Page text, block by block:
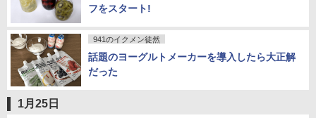
フをスタート!
941のイクメン徒然
話題のヨーグルトメーカーを導入したら大正解
だった
1月25日